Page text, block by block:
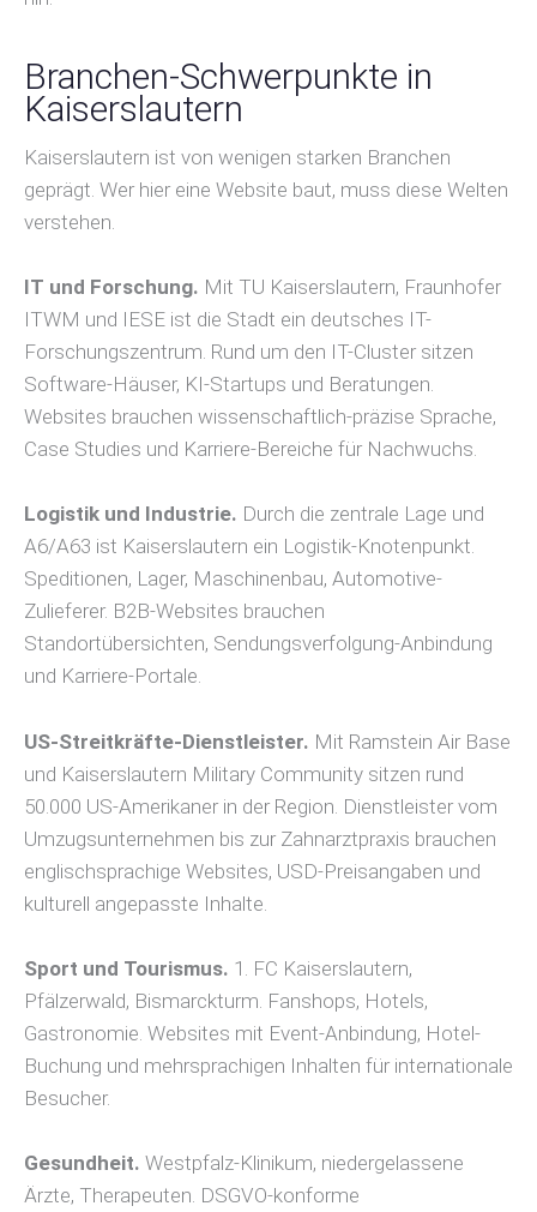
Branchen-Schwerpunkte in
Kaiserslautern
Kaiserslautern ist von wenigen starken Branchen
geprägt. Wer hier eine Website baut, muss diese Welten
verstehen.
IT und Forschung. Mit TU Kaiserslautern, Fraunhofer
ITWM und IESE ist die Stadt ein deutsches IT-
Forschungszentrum. Rund um den IT-Cluster sitzen
Software-Häuser, KI-Startups und Beratungen.
Websites brauchen wissenschaftlich-präzise Sprache,
Case Studies und Karriere-Bereiche für Nachwuchs.
Logistik und Industrie. Durch die zentrale Lage und
A6/A63 ist Kaiserslautern ein Logistik-Knotenpunkt.
Speditionen, Lager, Maschinenbau, Automotive-
Zulieferer. B2B-Websites brauchen
Standortübersichten, Sendungsverfolgung-Anbindung
und Karriere-Portale.
US-Streitkräfte-Dienstleister. Mit Ramstein Air Base
und Kaiserslautern Military Community sitzen rund
50.000 US-Amerikaner in der Region. Dienstleister vom
Umzugsunternehmen bis zur Zahnarztpraxis brauchen
englischsprachige Websites, USD-Preisangaben und
kulturell angepasste Inhalte.
Sport und Tourismus. 1. FC Kaiserslautern,
Pfälzerwald, Bismarckturm. Fanshops, Hotels,
Gastronomie. Websites mit Event-Anbindung, Hotel-
Buchung und mehrsprachigen Inhalten für internationale
Besucher.
Gesundheit. Westpfalz-Klinikum, niedergelassene
Ärzte, Therapeuten. DSGVO-konforme